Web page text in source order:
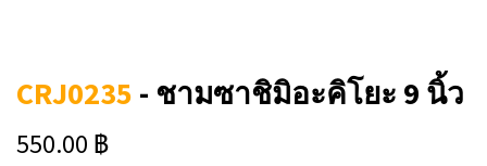
CRJ0235 - ชามซาชิมิอะคิโยะ 9 นิ้ว
550.00 ฿